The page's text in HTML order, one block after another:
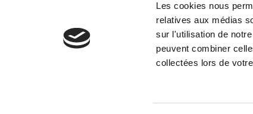
Les cookies nous
relatives aux médias
sur l'utilisation de
peuvent combiner
collectées lors de
04 81 09 80 09
Bureaux
Luminaires
Tapis